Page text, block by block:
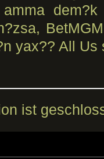
yax?? All Us
ist